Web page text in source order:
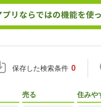
保存した検索条件 0
売る 住みや